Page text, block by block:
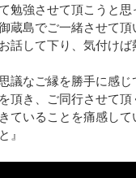
強させて頂こうと思
島でご一緒させて頂
話して下り、気付け
なご縁を勝手に感じ
き、ご同行させて頂
いることを痛感して
』